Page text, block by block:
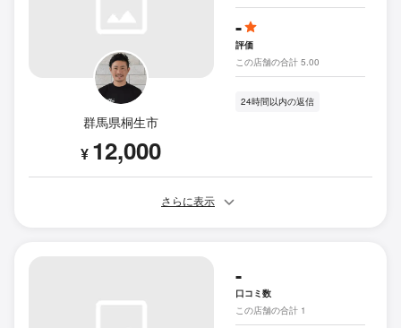
群馬県桐生市
¥ 12,000
-
評価
この店舗の合計 5.00
24時間以内の返信
さらに表示
-
口コミ数
この店舗の合計 1